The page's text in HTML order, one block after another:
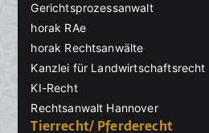
Gerichtsprozessanwalt
horak RAe
horak Rechtsanwälte
Kanzlei für Landwirtschaftsrecht
KI-Recht
Rechtsanwalt Hannover
Tierrecht/ Pferderecht